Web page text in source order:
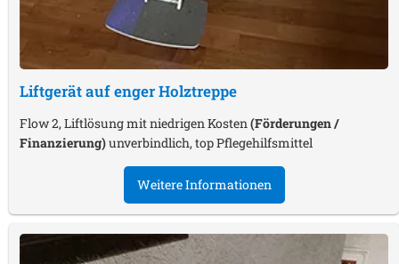
Liftgerät auf enger Holztreppe
Flow 2, Liftlösung mit niedrigen Kosten (Förderungen /
Finanzierung)unverbindlich, top Pflegehilfsmittel
Weitere Informationen